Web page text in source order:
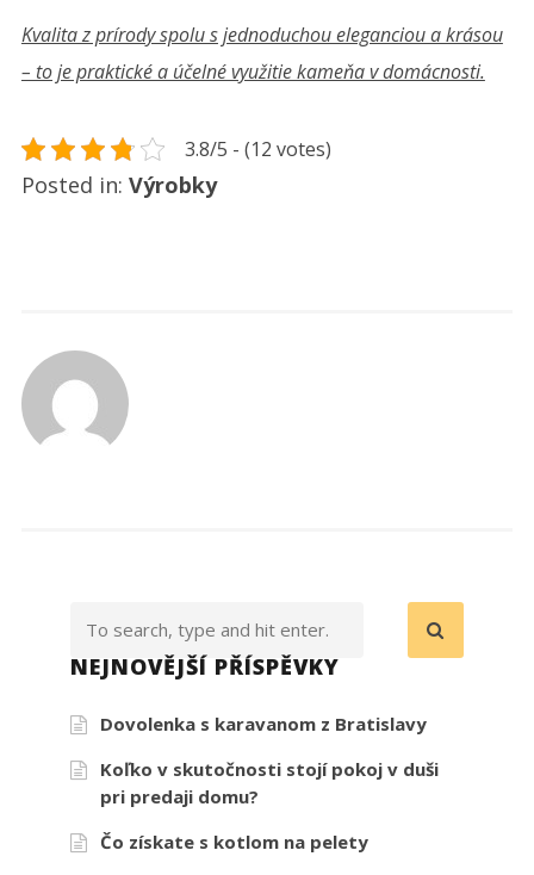
Kvalita z prírody spolu s jednoduchou eleganciou a krásou
– to je praktické a účelné využitie kameňa v domácnosti.
3.8/5 - (12 votes)
Posted in: Výrobky
NEJNOVĚJŠÍ PŘÍSPĚVKY
Dovolenka s karavanom z Bratislavy
Koľko v skutočnosti stojí pokoj v duši
pri predaji domu?
Čo získate s kotlom na pelety